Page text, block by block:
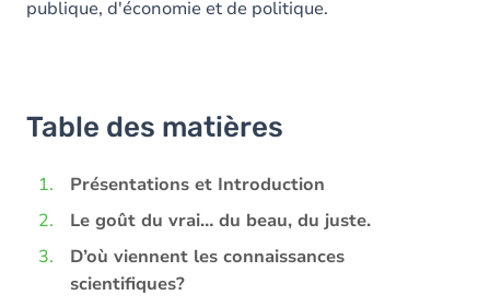
publique, d'économie et de politique.
Table des matières
Présentations et Introduction
Le goût du vrai… du beau, du juste.
D’où viennent les connaissances
scientifiques?